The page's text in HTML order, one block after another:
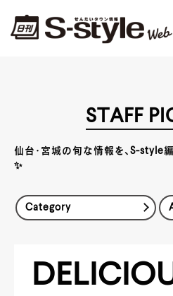
STAFF
仙台・宮城の旬な情報を、S-style
✨
Category